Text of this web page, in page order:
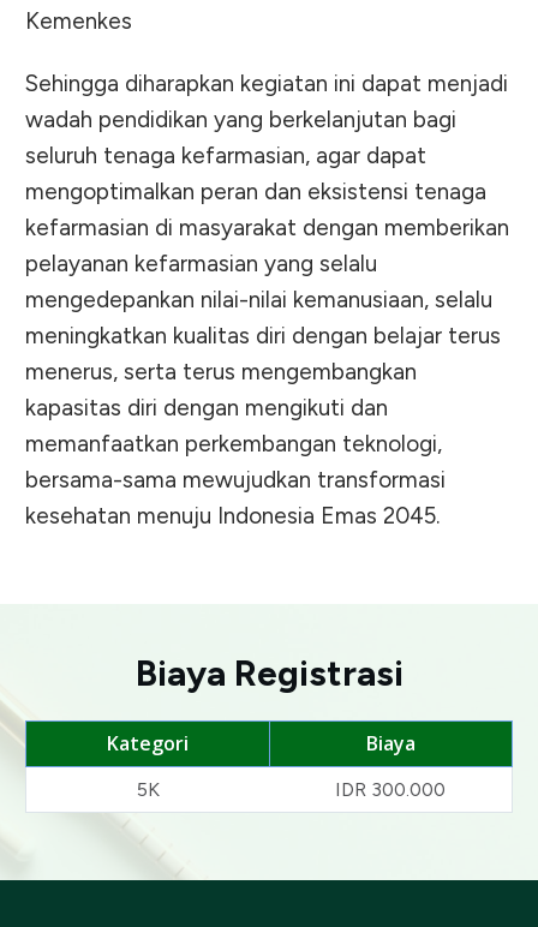
Kemenkes
Sehingga diharapkan kegiatan ini dapat menjadi
wadah pendidikan yang berkelanjutan bagi
seluruh tenaga kefarmasian, agar dapat
mengoptimalkan peran dan eksistensi tenaga
kefarmasian di masyarakat dengan memberikan
pelayanan kefarmasian yang selalu
mengedepankan nilai-nilai kemanusiaan, selalu
meningkatkan kualitas diri dengan belajar terus
menerus, serta terus mengembangkan
kapasitas diri dengan mengikuti dan
memanfaatkan perkembangan teknologi,
bersama-sama mewujudkan transformasi
kesehatan menuju Indonesia Emas 2045.
Biaya Registrasi
Kategori Biaya
5K IDR 300.000